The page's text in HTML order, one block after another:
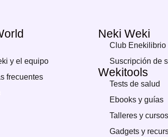
y el equipo
frecuentes
Neki Weki
Club Enekilibrio
Suscripción de
Wekitools
Tests de salud
Ebooks y guías
Talleres y cursos
Gadgets y